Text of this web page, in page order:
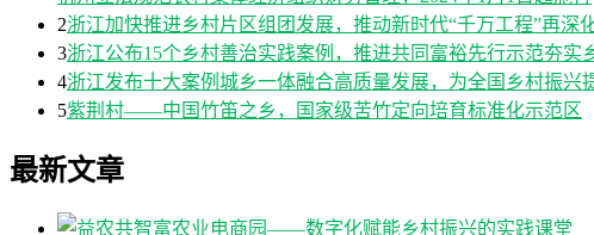
2浙江加快推进乡村片区组团发展，推动新时代“千万工程”再深
3浙江公布15个乡村善治实践案例，推进共同富裕先行示范夯实
4浙江发布十大案例城乡一体融合高质量发展，为全国乡村振兴
5紫荆村——中国竹笛之乡，国家级苦竹定向培育标准化示范区
最新文章